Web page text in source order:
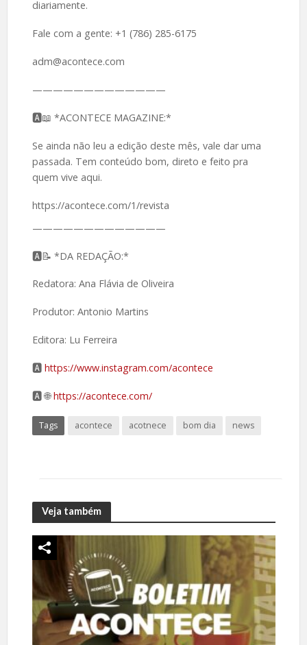
diariamente.
Fale com a gente: +1 (786) 285-6175
adm@acontece.com
—————————————
🅰️📖 *ACONTECE MAGAZINE:*
Se ainda não leu a edição deste mês, vale dar uma
passada. Tem conteúdo bom, direto e feito pra
quem vive aqui.
https://acontece.com/1/revista
—————————————
🅰️📝 *DA REDAÇÃO:*
Redatora: Ana Flávia de Oliveira
Produtor: Antonio Martins
Editora: Lu Ferreira
🅰️ https://www.instagram.com/acontece
🅰️ 🌐https://acontece.com/
Tags acontece acotnece bom dia news
Veja também